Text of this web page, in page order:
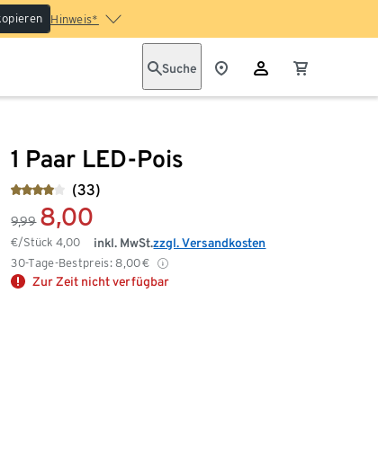
Hinweis*
Suche
1 Paar LED-Pois
(33)
9,99 8,00
€/Stück4,00
30-Tage-Bestpreis: 8,00€
inkl. MwSt.zzgl. Versandkosten
Zur Zeit nicht verfügbar